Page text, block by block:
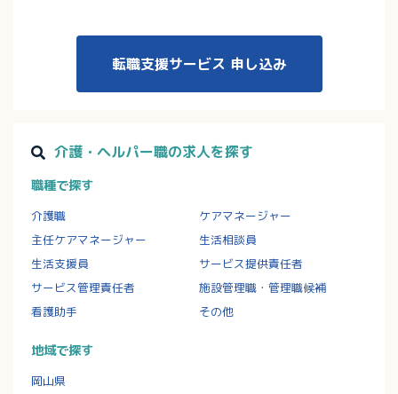
転職支援サービス 申し込み
介護・ヘルパー職の求人を探す
職種で探す
介護職
ケアマネージャー
主任ケアマネージャー
生活相談員
生活支援員
サービス提供責任者
サービス管理責任者
施設管理職・管理職候補
看護助手
その他
地域で探す
岡山県